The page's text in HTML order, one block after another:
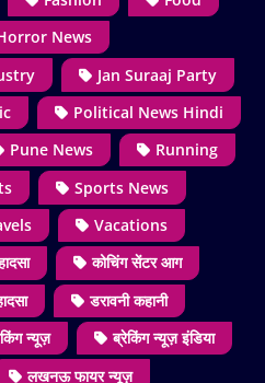
News
Jan Suraaj Party
Political News Hindi
Pune News
Running
Sports News
Vacations
कोचिंग सेंटर आग
डरावनी कहानी
न्यूज़
ब्रेकिंग न्यूज़ इंडिया
लखनऊ फायर न्यूज़